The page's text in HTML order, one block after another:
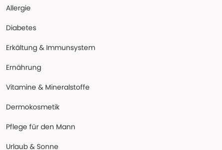
Allergie
Diabetes
Erkältung & Immunsystem
Ernährung
Vitamine & Mineralstoffe
Dermokosmetik
Pflege für den Mann
Urlaub & Sonne